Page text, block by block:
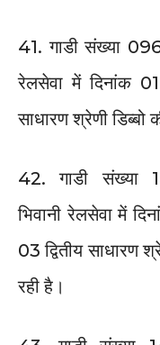
41. गाडी संख्या
रेलसेवा में दिनांक
साधारण श्रेणी डिब्बो
42. गाडी संख्या
भिवानी रेलसेवा में
03 द्वितीय साधारण
रही है।